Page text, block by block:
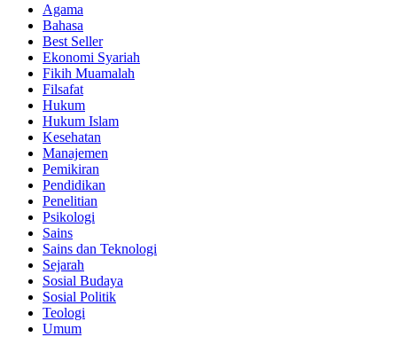
Agama
Bahasa
Best Seller
Ekonomi Syariah
Fikih Muamalah
Filsafat
Hukum
Hukum Islam
Kesehatan
Manajemen
Pemikiran
Pendidikan
Penelitian
Psikologi
Sains
Sains dan Teknologi
Sejarah
Sosial Budaya
Sosial Politik
Teologi
Umum